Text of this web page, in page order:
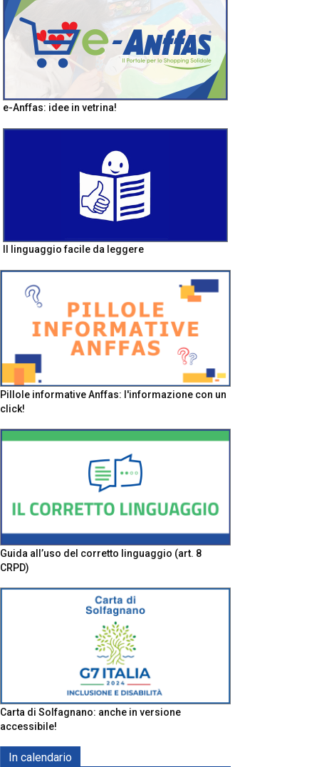
e-Anffas: idee in vetrina!
Il linguaggio facile da leggere
Pillole informative Anffas: l'informazione con un
click!
Guida all’uso del corretto linguaggio (art. 8
CRPD)
Carta di Solfagnano: anche in versione
accessibile!
In calendario